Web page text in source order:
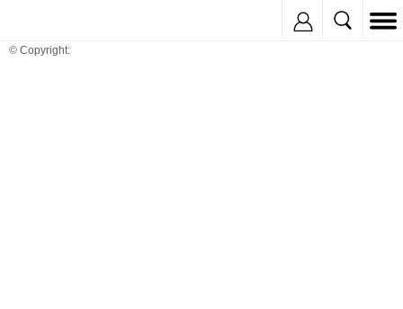
© Copyright: